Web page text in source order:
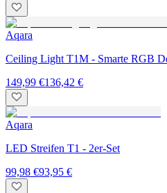
Aqara
Ceiling Light T1M - Smarte RGB
149,99 €136,42 €
Aqara
LED Streifen T1 - 2er-Set
99,98 €93,95 €